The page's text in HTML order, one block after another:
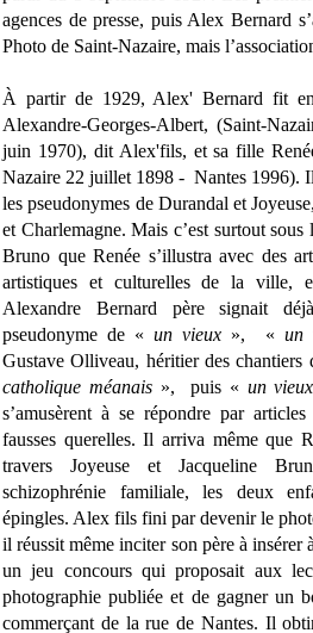
agences de presse, puis Alex Bernard
Photo de Saint-Nazaire, mais
À partir de 1929, Alex' Bernard fit
Alexandre-Georges-Albert, (Saint-
juin 1970), dit Alex'fils, et sa fille
Nazaire 22 juillet 1898 - Nantes 1996).
les pseudonymes de Durandal et
et Charlemagne. Mais c’est surtout
Bruno que Renée s’illustra avec des
artistiques et culturelles de la ville,
Alexandre Bernard père signait
pseudonyme de «un vieux », « un
Gustave Olliveau, héritier des chantiers
catholique méanais », puis « un
s’amusèrent à se répondre par
fausses querelles. Il arriva même que
travers Joyeuse et Jacqueline
schizophrénie familiale, les deux
épingles. Alex fils fini par devenir le
il réussit même inciter son père à
un jeu concours qui proposait aux
photographie publiée et de gagner un
commerçant de la rue de Nantes. Il